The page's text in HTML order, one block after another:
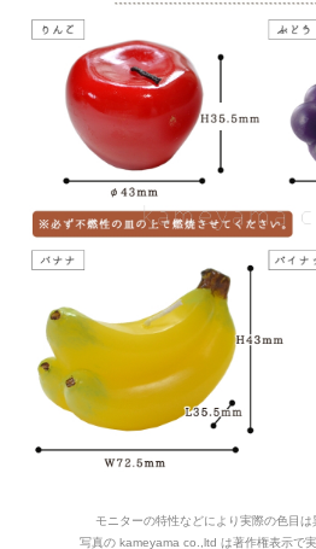
モニターの特性などにより実際の色目は
写真の kameyama co.,ltd は著作権表示で